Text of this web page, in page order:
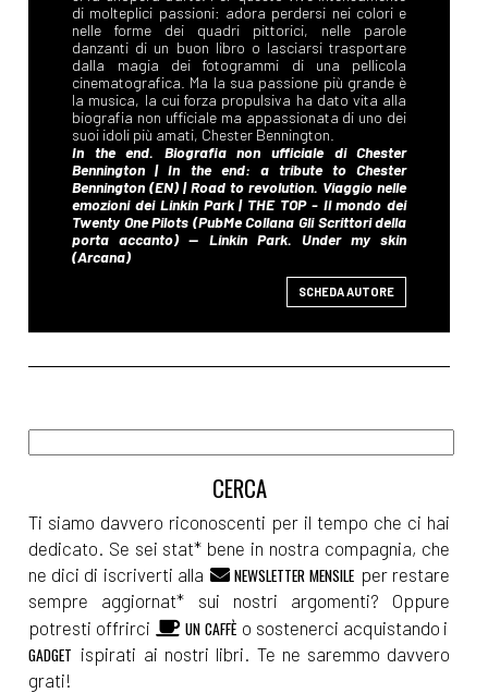
SCHEDA AUTORE
Ti siamo davvero riconoscenti per il tempo che ci hai
dedicato. Se sei stat* bene in nostra compagnia, che
ne dici di iscriverti alla
NEWSLETTER MENSILE per restare
sempre aggiornat* sui nostri argomenti? Oppure
potresti offrirci
UN CAFFÈ o sostenerci acquistando i
GADGET ispirati ai nostri libri. Te ne saremmo davvero
grati!